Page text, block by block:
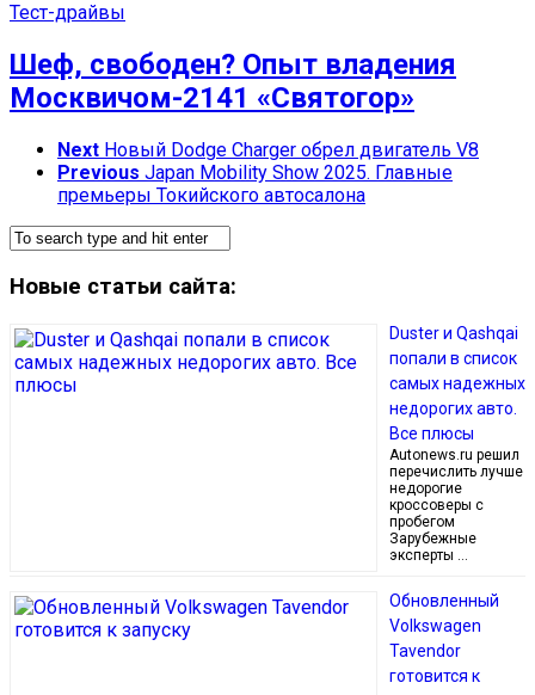
Тест-драйвы
Шеф, свободен? Опыт владения
Москвичом-2141 «Святогор»
Next Новый Dodge Charger обрел двигатель V8
Previous Japan Mobility Show 2025. Главные
премьеры Токийского автосалона
Новые статьи сайта:
Duster и Qashqai
попали в список
самых надежных
недорогих авто.
Все плюсы
Autonews.ru решил
перечислить лучше
недорогие
кроссоверы с
пробегом
Зарубежные
эксперты …
Обновленный
Volkswagen
Tavendor
готовится к